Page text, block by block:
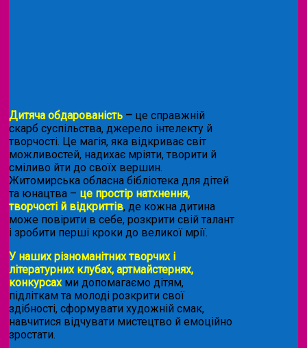
Дитяча обдарованість – це справжній
скарб суспільства, джерело інтелекту й
творчості. Це магія, яка відкриває світ
можливостей, надихає мріяти, творити й
сміливо йти до своїх вершин.
Житомирська обласна бібліотека для дітей
та юнацтва – це простір натхнення,
творчості й відкриттів, де кожна дитина
може повірити в себе, розкрити свій талант
і зробити перші кроки до великої мрії.
У наших різноманітних творчих і
літературних клубах, артмайстернях,
конкурсахми допомагаємо дітям,
підліткам та молоді розкрити свої
здібності, сформувати художній смак,
навчитися відчувати мистецтво й емоційно
зростати.